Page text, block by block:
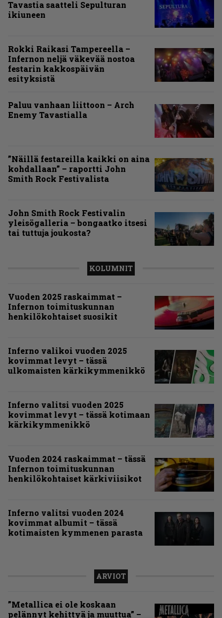
Tavastia saatteli Sepulturan
ikiuneen
Rokki Raikasi Tampereella –
Infernon neljä väkevää nostoa
festarin kakkospäivän
esityksistä
Paluu vanhaan liittoon – Arch
Enemy Tavastialla
”Näillä festareilla kaikki on aina
kohdallaan” – raportti John
Smith Rock Festivalista
John Smith Rock Festivalin
yleisögalleria – bongaatko itsesi
tai tuttuja joukosta?
KOLUMNIT
Vuoden 2025 raskaimmat –
Infernon toimituskunnan
henkilökohtaiset suosikit
Inferno valikoi vuoden 2025
kovimmat levyt – tässä
ulkomaisten kärkikymmenikkö
Inferno valitsi vuoden 2025
kovimmat levyt – tässä kotimaan
kärkikymmenikkö
Vuoden 2024 raskaimmat – tässä
Infernon toimituskunnan
henkilökohtaiset kärkiviisikot
Inferno valitsi vuoden 2024
kovimmat albumit – tässä
kotimaisten kymmenen parasta
ARVIOT
”Metallica ei ole koskaan
pelännyt kehittyä ja muuttua” –